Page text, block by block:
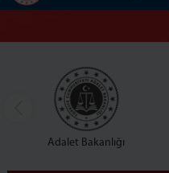
Adalet Bakanlığı